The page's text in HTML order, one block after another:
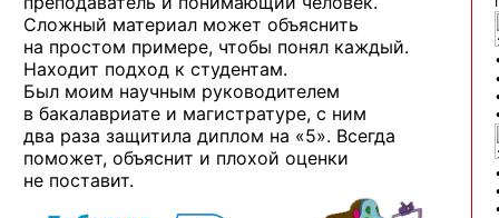
Сложный материал может объяснить
на простом примере, чтобы понял каждый.
Находит подход к студентам.
Был моим научным руководителем
в бакалавриате и магистратуре, с ним
два раза защитила диплом на «5». Всегда
поможет, объяснит и плохой оценки
не поставит.